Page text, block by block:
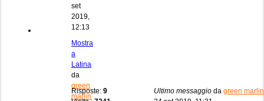
set
2019,
12:13
Mostra
a
Latina
da
green
marlin
Risposte: 9
Ultimo messaggio da green marlin